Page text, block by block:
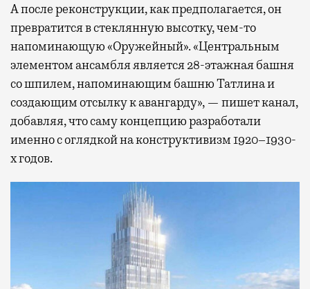
А после реконструкции, как предполагается, он
превратится в стеклянную высотку, чем-то
напоминающую «Оружейный». «Центральным
элементом ансамбля является 28-этажная башня
со шпилем, напоминающим башню Татлина и
создающим отсылку к авангарду», — пишет канал,
добавляя, что саму концепцию разработали
именно с оглядкой на конструктивизм 1920–1930-
х годов.